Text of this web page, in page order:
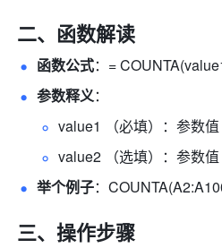
二、函数解读
函数公式：=
参数释义：
value1 （必填）：参数值
value2 （选填）：参数值
举个例子：
三、操作步骤